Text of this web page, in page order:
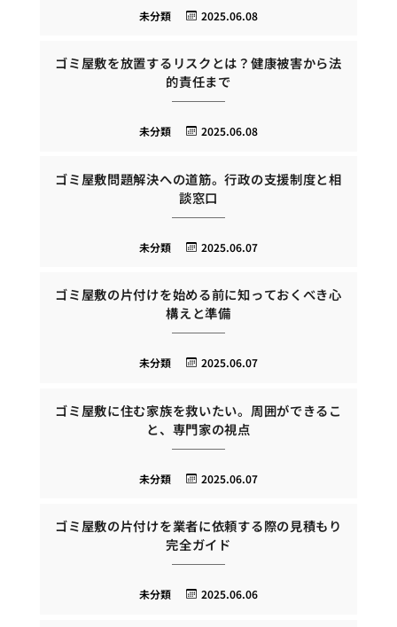
2025.06.08
未分類
ゴミ屋敷を放置するリスクとは？健康被害から法
的責任まで
2025.06.08
未分類
ゴミ屋敷問題解決への道筋。行政の支援制度と相
談窓口
2025.06.07
未分類
ゴミ屋敷の片付けを始める前に知っておくべき心
構えと準備
2025.06.07
未分類
ゴミ屋敷に住む家族を救いたい。周囲ができるこ
と、専門家の視点
2025.06.07
未分類
ゴミ屋敷の片付けを業者に依頼する際の見積もり
完全ガイド
2025.06.06
未分類